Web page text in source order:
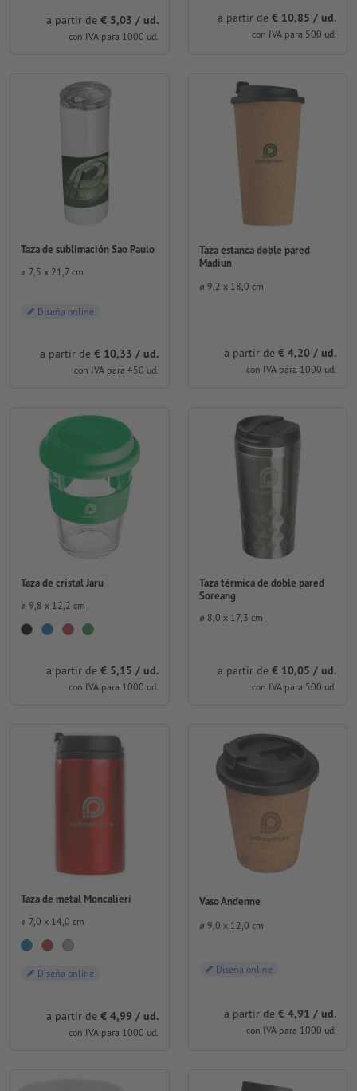
a partir de € 5,03 / ud.
con IVA para 1000 ud.
a partir de € 10,85 / ud.
con IVA para 500 ud.
Taza de sublimación Sao Paulo
⌀ 7,5 x 21,7 cm
Diseña online
a partir de € 10,33 / ud.
con IVA para 450 ud.
Taza estanca doble pared
Madiun
⌀ 9,2 x 18,0 cm
a partir de € 4,20 / ud.
con IVA para 1000 ud.
Taza de cristal Jaru
⌀ 9,8 x 12,2 cm
a partir de € 5,15 / ud.
con IVA para 1000 ud.
Taza térmica de doble pared
Soreang
⌀ 8,0 x 17,3 cm
a partir de € 10,05 / ud.
con IVA para 500 ud.
Taza de metal Moncalieri
⌀ 7,0 x 14,0 cm
Diseña online
a partir de € 4,99 / ud.
con IVA para 1000 ud.
Vaso Andenne
⌀ 9,0 x 12,0 cm
Diseña online
a partir de € 4,91 / ud.
con IVA para 1000 ud.